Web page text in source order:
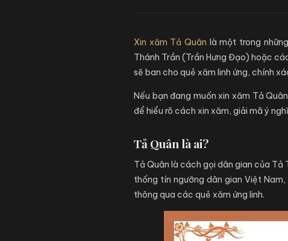
Xin xăm Tả Quân là một trong
Thánh Trần (Trần Hưng Đạo) hoặc
sẽ ban cho quẻ xăm linh ứng, chính
Nếu bạn đang muốn xin xăm Tả
để hiểu rõ cách xin xăm, giải mã ý
Tả Quân là ai?
Tả Quân là cách gọi dân gian của Tả
thống tín ngưỡng dân gian Việt
thông qua các quẻ xăm ứng linh.